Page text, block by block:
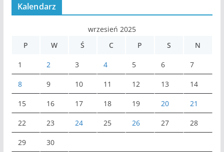
Kalendarz
wrzesień 2025
P
W Ś C P S N
1 2 3 4 5 6 7
8 9 10 11 12 13 14
15 16 17 18 19 20 21
22 23 24 25 26 27 28
29 30